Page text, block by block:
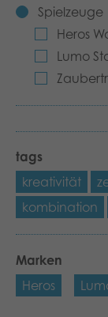
Spielzeuge
Heros
Lumo
tags
kreativität
kombination
Marken
Heros